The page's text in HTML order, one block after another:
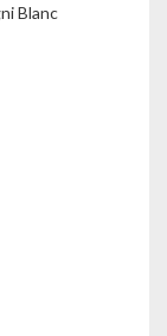
Blanc